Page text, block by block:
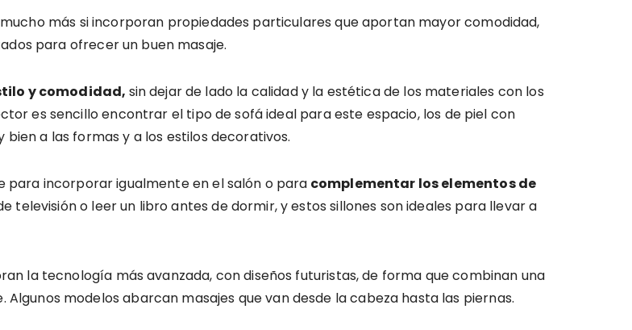
más si incorporan propiedades particulares que aportan mayor comodidad,
para ofrecer un buen masaje.
y comodidad, sin dejar de lado la calidad y la estética de los materiales con los
es sencillo encontrar el tipo de sofá ideal para este espacio, los de piel con
a las formas y a los estilos decorativos.
para incorporar igualmente en el salón o para complementar los elementos de
televisión o leer un libro antes de dormir, y estos sillones son ideales para llevar a
la tecnología más avanzada, con diseños futuristas, de forma que combinan una
modelos abarcan masajes que van desde la cabeza hasta las piernas.